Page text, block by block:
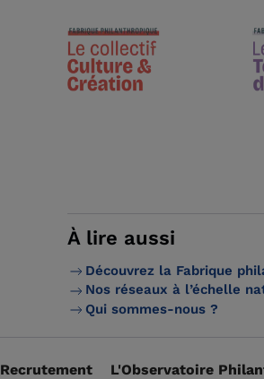
À lire aussi
Découvrez la Fabrique
Nos réseaux à l’échelle
Qui sommes-nous ?
Recrutement L'Observatoire